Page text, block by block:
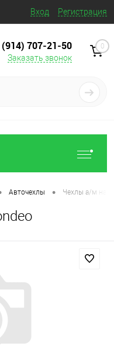
Вход Регистрация
707‒21‒50
Заказать звонок
0
Авточехлы • Чехлы а/м на